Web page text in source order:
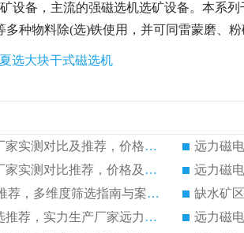
设备，主流的强磁选机选矿设备。本系
种物料除(选)铁使用，并可同雷蒙磨、粉
选大块干式磁选机
远力磁电：干选磁选机品牌实力生产厂家实测对比及推荐，价格及案例分析
远力磁电：顺流水选磁选机实力生产厂家实测对比推荐，价格及案例分析
远力磁
远力磁电|永磁干选滚筒实力生产厂家推荐，多维度筛选指南与案例分析
缺水矿
矿山铁矿干选永磁筒式磁选机铁矿精选推荐，实力生产厂家远力磁电现场案例分享
远力磁